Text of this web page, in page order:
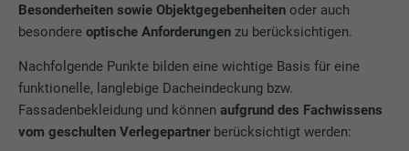
Besonderheiten sowie Objektgegebenheiten oder auch
besondereoptische Anforderungen zu berücksichtigen.
Nachfolgende Punkte bilden eine wichtige Basis für eine
funktionelle, langlebige Dacheindeckung bzw.
Fassadenbekleidung und könnenaufgrund des Fachwissens
vom geschulten Verlegepartner berücksichtigt werden: